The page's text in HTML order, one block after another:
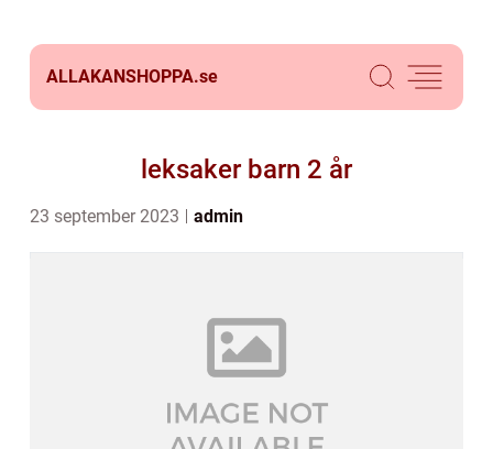
ALLAKANSHOPPA.se
leksaker barn 2 år
23 september 2023 admin